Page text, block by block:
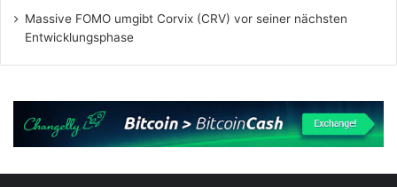
Massive FOMO umgibt Corvix (CRV) vor seiner nächsten
Entwicklungsphase